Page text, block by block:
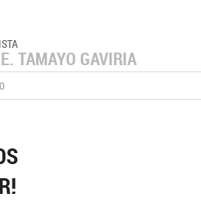
TAMAYO GAVIRIA